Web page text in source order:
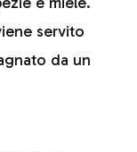
servito
da un